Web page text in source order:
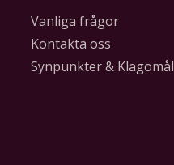
Vanliga frågor
Kontakta oss
Synpunkter & Klagomål